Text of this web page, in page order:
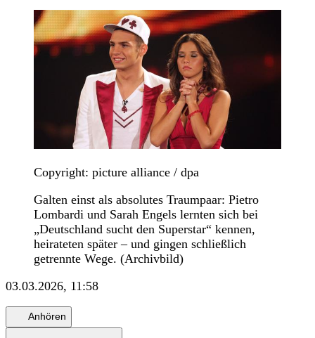
Copyright: picture alliance / dpa
Galten einst als absolutes Traumpaar: Pietro
Lombardi und Sarah Engels lernten sich bei
„Deutschland sucht den Superstar“ kennen,
heirateten später – und gingen schließlich
getrennte Wege. (Archivbild)
03.03.2026, 11:58
Anhören